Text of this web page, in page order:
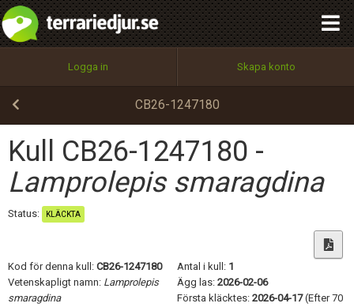
Logga in Skapa konto
CB26-1247180
Kull CB26-1247180 -
Lamprolepis smaragdina
Status: KLÄCKTA
Kod för denna kull: CB26-1247180
Vetenskapligt namn: Lamprolepis
smaragdina
Antal i kull: 1
Ägg las: 2026-02-06
Första kläcktes: 2026-04-17(Efter 70
Utför
100%
OK
integritetspolicy
Namn:
Epost:
Användarnamn:
Privacy Policy
Begär nytt lösenord
Tillbaka till förstasidan